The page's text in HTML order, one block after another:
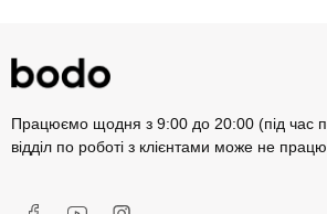
Працюємо щодня з 9:00 до 20:00 (під час
відділ по роботі з клієнтами може не